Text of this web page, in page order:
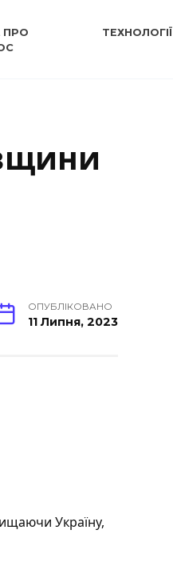
ПРО
ТЕХНОЛОГІЇ
ОПУБЛІКОВАНО
11 Липня, 2023
Україну,